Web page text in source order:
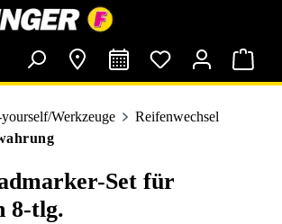
Werkzeuge
Reifenwechsel
Set für
8-tlg.